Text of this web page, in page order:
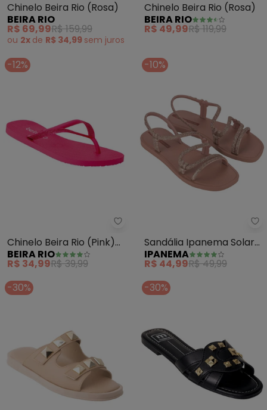
Chinelo Beira Rio (Rosa)
BEIRA RIO
R$ 69,99R$ 159,99
ou 2x de R$ 34,99 sem juros
Chinelo Beira Rio (Rosa)
BEIRA RIO
R$ 49,99R$ 119,99
-12%
Beira Rio - Chinelo Beira Rio
Chinelo Beira Rio (Pink)
em Pvc
BEIRA RIO
R$ 34,99R$ 39,99
-10%
Sandália Ipanema Solar
Glow (Rosa)
IPANEMA
R$ 44,99R$ 49,99
-30%
-30%